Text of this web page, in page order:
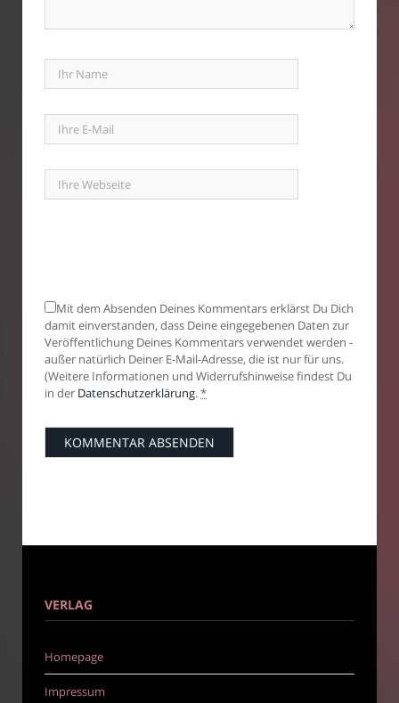
Mit dem Absenden Deines Kommentars erklärst Du Dich
damit einverstanden, dass Deine eingegebenen Daten zur
Veröffentlichung Deines Kommentars verwendet werden -
außer natürlich Deiner E-Mail-Adresse, die ist nur für uns.
(Weitere Informationen und Widerrufshinweise findest Du
in der Datenschutzerklärung.*
VERLAG
Homepage
Impressum